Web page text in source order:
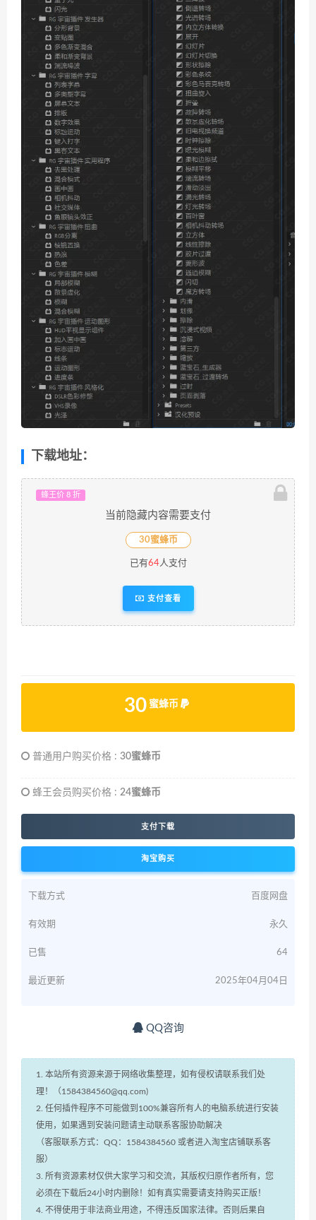
下载地址：
蜂王价 8 折
当前隐藏内容需要支付
30蜜蜂币
已有64人支付
支付查看
30 蜜蜂币
普通用户购买价格 : 30蜜蜂币
蜂王会员购买价格 : 24蜜蜂币
支付下载
淘宝购买
下载方式 百度网盘
有效期 永久
已售 64
最近更新 2025年04月04日
QQ咨询
1. 本站所有资源来源于网络收集整理，如有侵权请联系我们处
理！（1584384560@qq.com)
2. 任何插件程序不可能做到100%兼容所有人的电脑系统进行安装
使用，如果遇到安装问题请主动联系客服协助解决
（客服联系方式：QQ：1584384560 或者进入淘宝店铺联系客
服）
3. 所有资源素材仅供大家学习和交流，其版权归原作者所有，您
必须在下载后24小时内删除！如有真实需要请支持购买正版！
4. 不得使用于非法商业用途，不得违反国家法律。否则后果自